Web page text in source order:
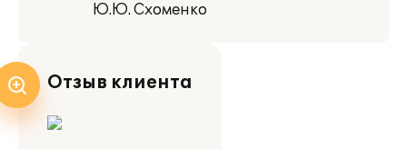
Ю.Ю. Схоменко
Отзыв клиента